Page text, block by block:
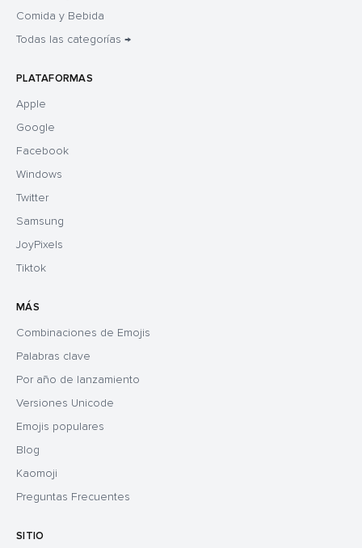
Comida y Bebida
Todas las categorías →
PLATAFORMAS
Apple
Google
Facebook
Windows
Twitter
Samsung
JoyPixels
Tiktok
MÁS
Combinaciones de Emojis
Palabras clave
Por año de lanzamiento
Versiones Unicode
Emojis populares
Blog
Kaomoji
Preguntas Frecuentes
SITIO